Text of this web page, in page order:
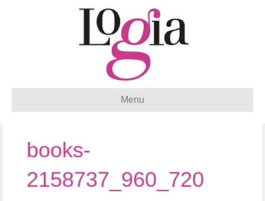
Menu
books-
2158737_960_720